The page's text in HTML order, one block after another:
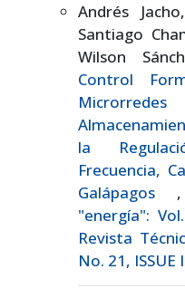
Andrés
Santiago
Wilson
Control
la
Frecuencia,
Galápagos
"energía":
Revista
No. 21, ISSUE I